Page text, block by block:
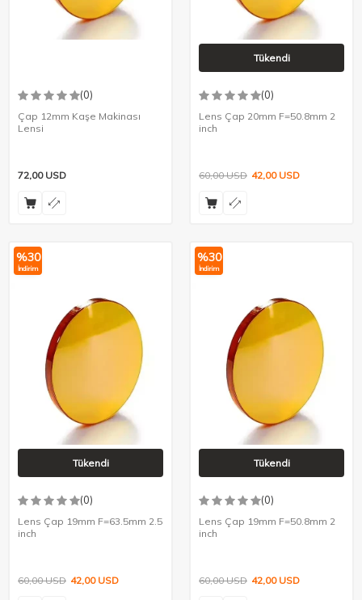
(0)
Çap 12mm Kaşe Makinası
Lensi
72,00USD
Tükendi
(0)
Lens Çap 20mm F=50.8mm 2
inch
60,00USD 42,00USD
%30
İndirim
Tükendi
(0)
Lens Çap 19mm F=63.5mm 2.5
inch
60,00USD 42,00USD
%30
İndirim
Tükendi
(0)
Lens Çap 19mm F=50.8mm 2
inch
60,00USD 42,00USD